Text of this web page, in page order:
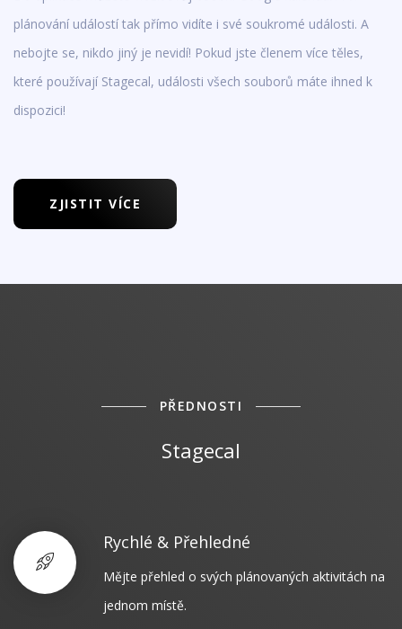
plánování událostí tak přímo vidíte i své soukromé události. A
nebojte se, nikdo jiný je nevidí! Pokud jste členem více těles,
které používají Stagecal, události všech souborů máte ihned k
dispozici!
ZJISTIT VÍCE
PŘEDNOSTI
Stagecal
Rychlé & Přehledné
Mějte přehled o svých plánovaných aktivitách na
jednom místě.